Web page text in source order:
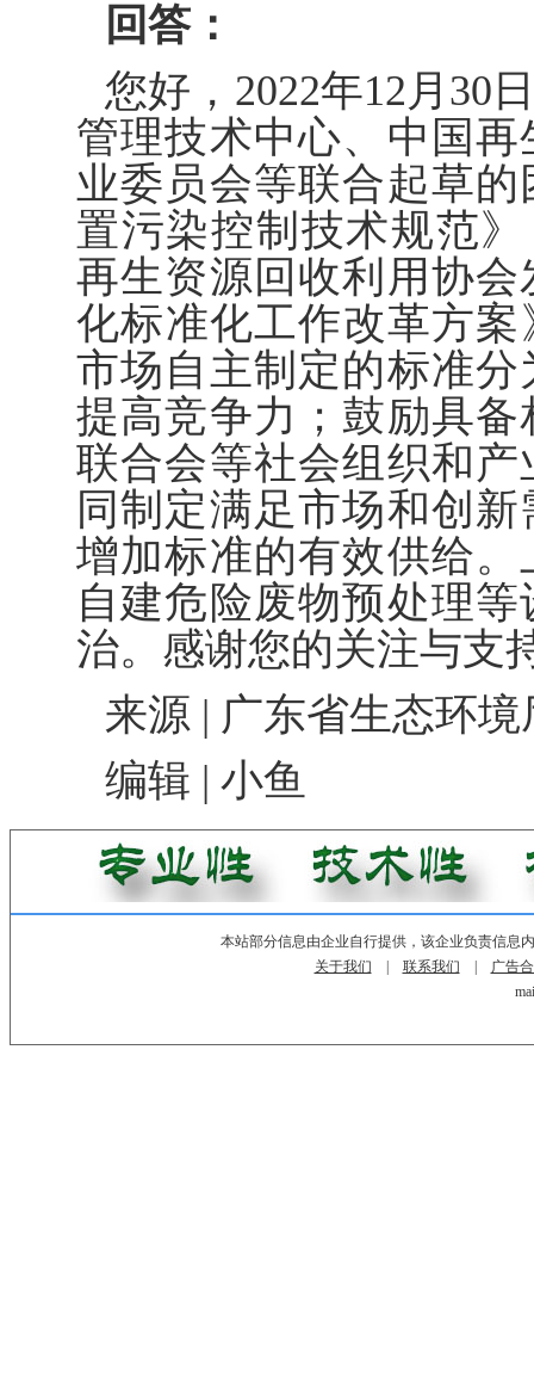
回答：
您好，2022年12月30
管理技术中心、中国
业委员会等联合起草
置污染控制技术规范》
再生资源回收利用协
化标准化工作改革方案
市场自主制定的标准
提高竞争力；鼓励具
联合会等社会组织和
同制定满足市场和创
增加标准的有效供给
自建危险废物预处理
治。感谢您的关注与支
来源 | 广东省生态环境
编辑 | 小鱼
本站部分信息由企业自行提供，该企业负责信息
关于我们
联系我们
广告